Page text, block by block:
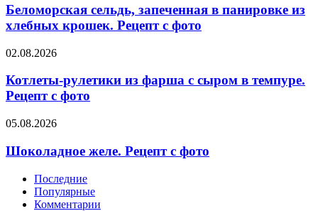
с
фото
запеченная
в
панировке
хлебных
Рецепт
с
Беломорская сельдь, запеченная в панировке из
хлебных крошек. Рецепт с фото
Котлеты-
из
фарша
с
в
Рецепт
фото
02.08.2026
Котлеты-рулетики из фарша с сыром в темпуре.
Рецепт с фото
Шоколадное
Рецепт
с
05.08.2026
Шоколадное желе. Рецепт с фото
Последние
Популярные
Комментарии